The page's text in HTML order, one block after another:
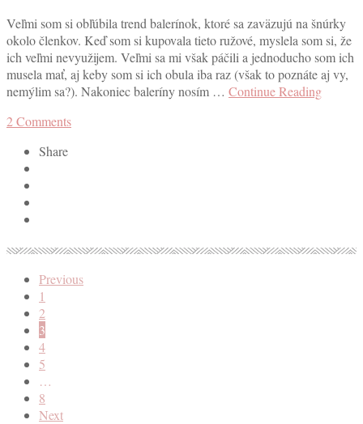
Veľmi som si obľúbila trend balerínok, ktoré sa zaväzujú na šnúrky
okolo členkov. Keď som si kupovala tieto ružové, myslela som si, že
ich veľmi nevyužijem. Veľmi sa mi však páčili a jednoducho som ich
musela mať, aj keby som si ich obula iba raz (však to poznáte aj vy,
nemýlim sa?). Nakoniec baleríny nosím … Continue Reading
2Comments
Share
Previous
1
2
3
4
5
…
8
Next